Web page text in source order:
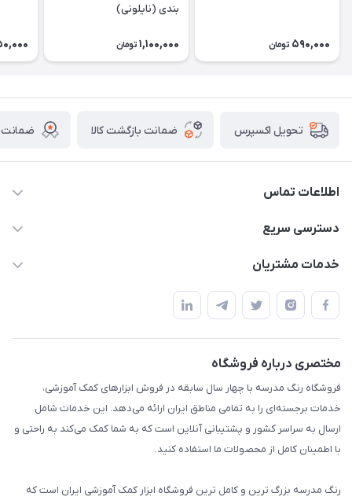
590,000 تومان
بندی (نایلونی)
1,100,000 تومان
تحویل اکسپرس ضمانت بازگشت کالا ضمانت
اطلاعات تماس
02136781755
دسترسی سریع
پلنر و دفتر
استایل معلم و دانش آموز
بازی و نمایش
تزئین کلاس
طرح های تشویقی
گیفت ها و جوایز
سایر محصولات
خدمات مشتریان
قوانین و مقررات
حریم خصوصی
مختصری درباره فروشگاه
فروشگاه رنگ مدرسه با چهار سال سابقه در فروش ابزارهای کمک آموزشی،
خدمات برجسته‌ای را به تمامی مناطق ایران ارائه می‌دهد. این خدمات شامل
ارسال به سراسر کشور و پشتیبانی آنلاین است که به شما کمک می‌کند به راحتی و
با اطمینان کامل از محصولات ما استفاده کنید.
رنگ مدرسه بزرگ ترین و کامل ترین فروشگاه ابزار کمک آموزشی ایران است که